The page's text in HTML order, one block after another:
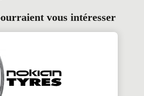
vous intéresser